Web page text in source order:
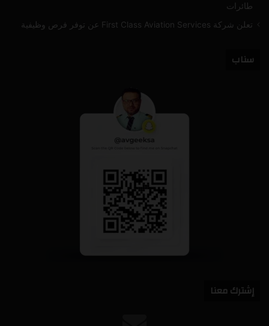
طائرات
تعلن شركة First Class Aviation Services عن توفر فرص وظيفية
سناب
إشترك معنا